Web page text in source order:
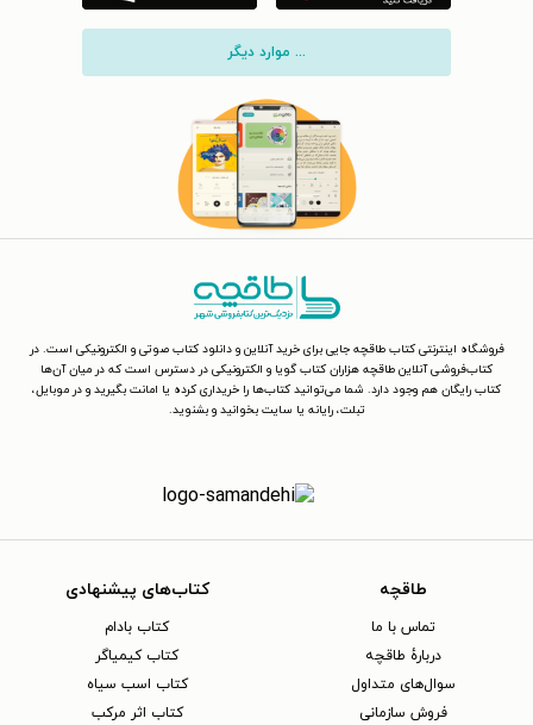
... موارد دیگر
فروشگاه اینترنتی کتاب طاقچه جایی برای خرید آنلاین و دانلود کتاب صوتی و الکترونیکی است. در
کتاب‌فروشی آنلاین طاقچه هزاران کتاب گویا و الکترونیکی در دسترس است که در میان آن‌ها
کتاب رایگان هم وجود دارد. شما می‌توانید کتاب‌ها را خریداری کرده یا امانت بگیرید و در موبایل،
تبلت، رایانه یا سایت بخوانید و بشنوید.
طاقچه
تماس با ما
دربارهٔ طاقچه
سوال‌های متداول
فروش سازمانی
کتاب‌های پیشنهادی
کتاب بادام
کتاب کیمیاگر
کتاب اسب سیاه
کتاب اثر مرکب